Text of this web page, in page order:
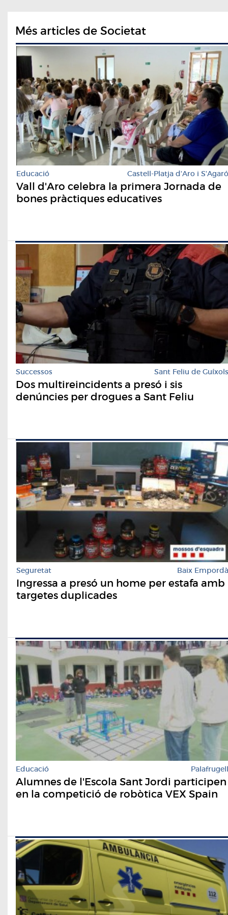
Més articles de Societat
Educació Castell-Platja d'Aro i S'Agaró
Vall d'Aro celebra la primera Jornada de
bones pràctiques educatives
Successos Sant Feliu de Guíxols
Dos multireincidents a presó i sis
denúncies per drogues a Sant Feliu
Seguretat Baix Empordà
Ingressa a presó un home per estafa amb
targetes duplicades
Educació Palafrugell
Alumnes de l'Escola Sant Jordi participen
en la competició de robòtica VEX Spain